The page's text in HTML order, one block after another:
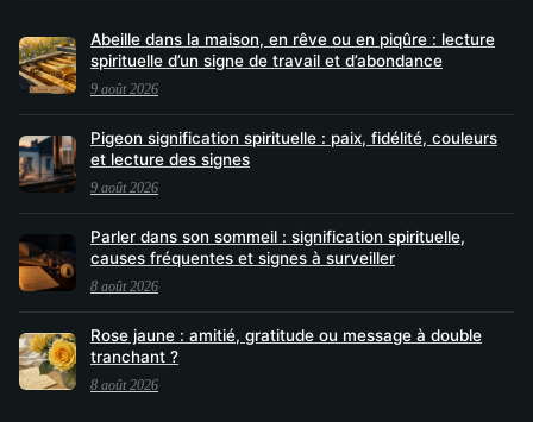
Abeille dans la maison, en rêve ou en piqûre : lecture
spirituelle d’un signe de travail et d’abondance
9 août 2026
Pigeon signification spirituelle : paix, fidélité, couleurs
et lecture des signes
9 août 2026
Parler dans son sommeil : signification spirituelle,
causes fréquentes et signes à surveiller
8 août 2026
Rose jaune : amitié, gratitude ou message à double
tranchant ?
8 août 2026